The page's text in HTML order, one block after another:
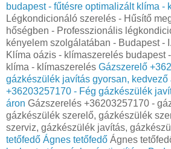
budapest - fűtésre optimalizált klíma -
Légkondicionáló szerelés - Hűsítő
hőségben - Professzionális
kényelem szolgálatában - Budapest -
Klíma oázis - klímaszerelés budapest
klíma - klímaszerelés Gázszerelő
gázkészülék javítás gyorsan, kedvező
+36203257170 - Fég gázkészülék
áron Gázszerelés +36203257170 -
gázkészülék szerelő, gázkészülék
szerviz, gázkészülék javítás,
tetőfedő Ágnes tetőfedő Ágnes